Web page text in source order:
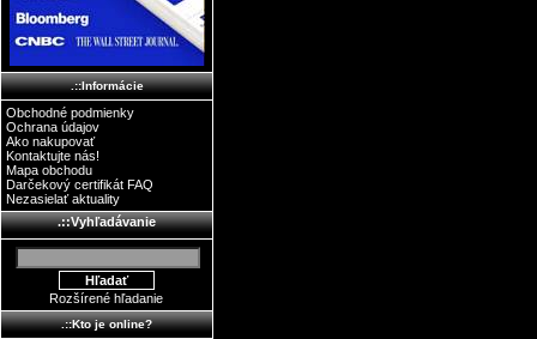
.::Informácie
Obchodné podmienky
Ochrana údajov
Ako nakupovať
Kontaktujte nás!
Mapa obchodu
Darčekový certifikát FAQ
Nezasielať aktuality
.::Vyhľadávanie
Rozšírené hľadanie
.::Kto je online?